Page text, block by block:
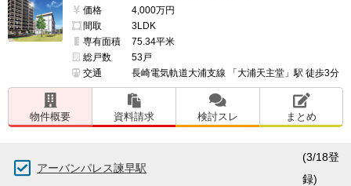
価格
4,000万円
間取
3LDK
専有面積
75.34平米
総戸数
53戸
交通
長崎電気軌道大浦支線 「大浦天主堂」駅 徒歩3分
物件概要 資料請求 検討スレ まとめ
アーバンパレス諫早駅
(3/18登
録)